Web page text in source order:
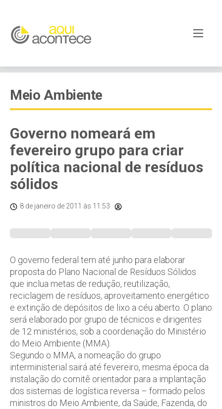
Meio Ambiente
Governo nomeará em
fevereiro grupo para criar
política nacional de resíduos
sólidos
8 de janeiro de 2011 às 11:53
O governo federal tem até junho para elaborar
proposta do Plano Nacional de Resíduos Sólidos
que inclua metas de redução, reutilização,
reciclagem de resíduos, aproveitamento energético
e extinção de depósitos de lixo a céu aberto. O plano
será elaborado por grupo de técnicos e dirigentes
de 12 ministérios, sob a coordenação do Ministério
do Meio Ambiente (MMA).
Segundo o MMA, a nomeação do grupo
interministerial sairá até fevereiro, mesma época da
instalação do comitê orientador para a implantação
dos sistemas de logística reversa – formado pelos
ministros do Meio Ambiente, da Saúde, Fazenda, do